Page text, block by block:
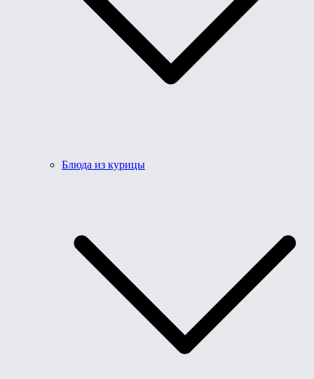
Блюда из курицы